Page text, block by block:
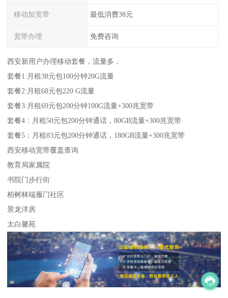
移动加宽带 最低消费38元
宽带办理 免费咨询
西安新用户办理移动套餐，流量多，
套餐1:月租38元包100分钟20G流量
套餐2:月租68元包220 G流量
套餐3:月租69元包200分钟100G流量+300兆宽带
套餐4：月租50元包200分钟通话，80GB流量+300兆宽带
套餐5：月租83元包200分钟通话，180GB流量+300兆宽带
西安移动宽带覆盖查询
教育局家属院
书院门步行街
柏树林端履门社区
景龙洋房
太白馨苑